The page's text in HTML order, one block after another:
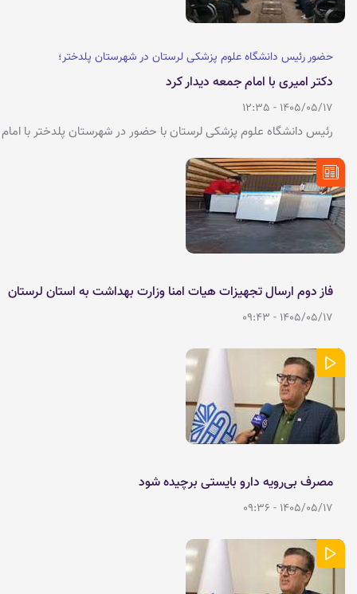
حضور رئیس دانشگاه علوم پزشکی لرستان در شهرستان پلدختر؛
دکتر امیری با امام جمعه دیدار کرد
1405/05/17 - 12:35
رئیس دانشگاه علوم پزشکی لرستان با حضور در شهرستان پلدختر با امام
لرستان، در این دیدار که هفدهم مردادماه در دفتر امام جمعه انجام شد،
دکتر جلال الدین امیری و حجت الاسلام و المسلمین غلامرضا حاجیوند بر
استفاده از تمامی ظرفیت ها برای رفع مشکلات حوزه ی سلامت
شهرستان تاکید کردند.
فاز دوم ارسال تجهیزات هیات امنا وزارت بهداشت به استان لرستان
1405/05/17 - 09:43
مصرف بی‌رویه دارو بایستی برچیده شود
1405/05/17 - 09:36